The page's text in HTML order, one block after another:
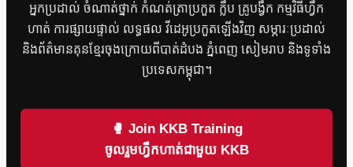
អ្នកប្រដាល់ ចំណាត់ថ្នាក់ កំណត់ត្រាប្រកួត ក្លឹប គ្រូបង្វឹក កម្មវិធីហ្វឹក
ហាត់ ការផ្សាយផ្ទាល់ លទ្ធផល វីដេអូប្រកួតឡើងវិញ សម្ភារៈប្រដាល់
និងព័ត៌មានគុនខ្មែរចុងក្រោយពីបាត់ដំបង ភ្នំពេញ សៀមរាប និងទូទាំង
ប្រទេសកម្ពុជា។
🥊 Join KKB Training
ចូលរួមហ្វឹកហាត់ជាមួយ KKB